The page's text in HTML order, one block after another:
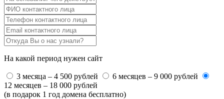
На какой период нужен сайт
3 месяца – 4 500 рублей
6 месяцев – 9 000 рублей
12 месяцев – 18 000 рублей
(в подарок 1 год домена бесплатно)